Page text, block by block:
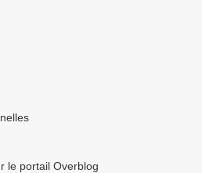
le portail Overblog